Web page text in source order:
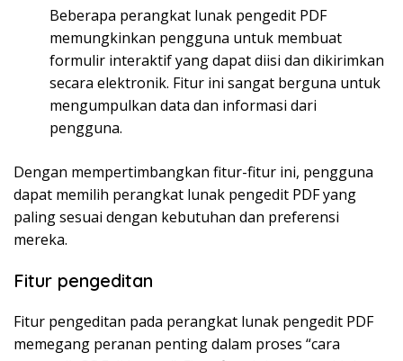
Beberapa perangkat lunak pengedit PDF
memungkinkan pengguna untuk membuat
formulir interaktif yang dapat diisi dan dikirimkan
secara elektronik. Fitur ini sangat berguna untuk
mengumpulkan data dan informasi dari
pengguna.
Dengan mempertimbangkan fitur-fitur ini, pengguna
dapat memilih perangkat lunak pengedit PDF yang
paling sesuai dengan kebutuhan dan preferensi
mereka.
Fitur pengeditan
Fitur pengeditan pada perangkat lunak pengedit PDF
memegang peranan penting dalam proses “cara